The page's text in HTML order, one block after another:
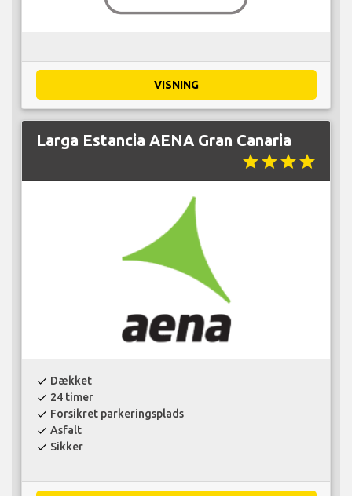
VISNING
Larga Estancia AENA Gran Canaria
starstarstarstar
check Dækket
check 24 timer
check Forsikret parkeringsplads
check Asfalt
check Sikker